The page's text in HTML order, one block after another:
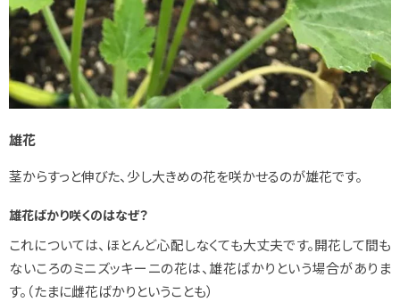
雄花
茎からすっと伸びた、少し大きめの花を咲かせるのが雄花です。
雄花ばかり咲くのはなぜ？
これについては、ほとんど心配しなくても大丈夫です。開花して間も
ないころのミニズッキーニの花は、雄花ばかりという場合がありま
す。（たまに雌花ばかりということも）